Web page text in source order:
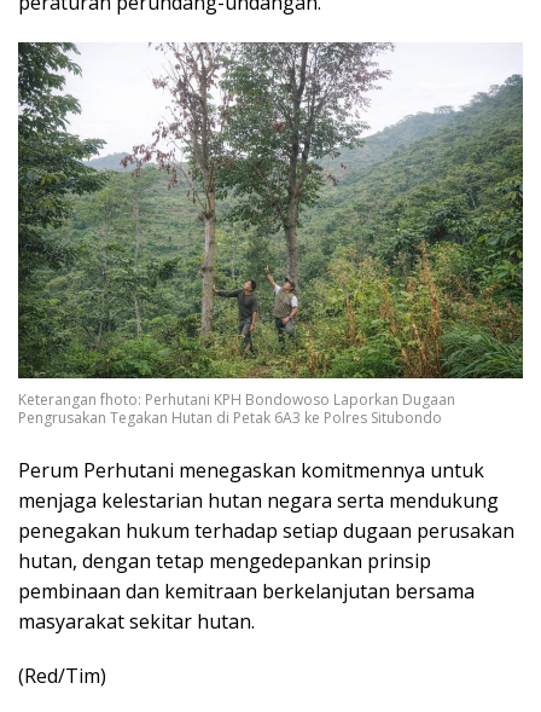
Keterangan fhoto: Perhutani KPH Bondowoso Laporkan Dugaan
Pengrusakan Tegakan Hutan di Petak 6A3 ke Polres Situbondo
Perum Perhutani menegaskan komitmennya untuk
menjaga kelestarian hutan negara serta mendukung
penegakan hukum terhadap setiap dugaan perusakan
hutan, dengan tetap mengedepankan prinsip
pembinaan dan kemitraan berkelanjutan bersama
masyarakat sekitar hutan.
(Red/Tim)